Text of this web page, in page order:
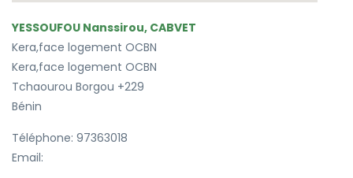
YESSOUFOU Nanssirou, CABVET
Kera,face logement OCBN
Kera,face logement OCBN
Tchaourou Borgou +229
Bénin
Téléphone: 97363018
Email: